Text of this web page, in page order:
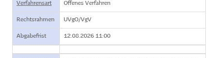
Verfahrensart Offenes Verfahren
Rechtsrahmen UVgO/VgV
Abgabefrist 12.08.2026 11:00